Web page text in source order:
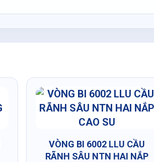
VÒNG BI 6002 LLU CẦU
RÃNH SÂU NTN HAI NẮP